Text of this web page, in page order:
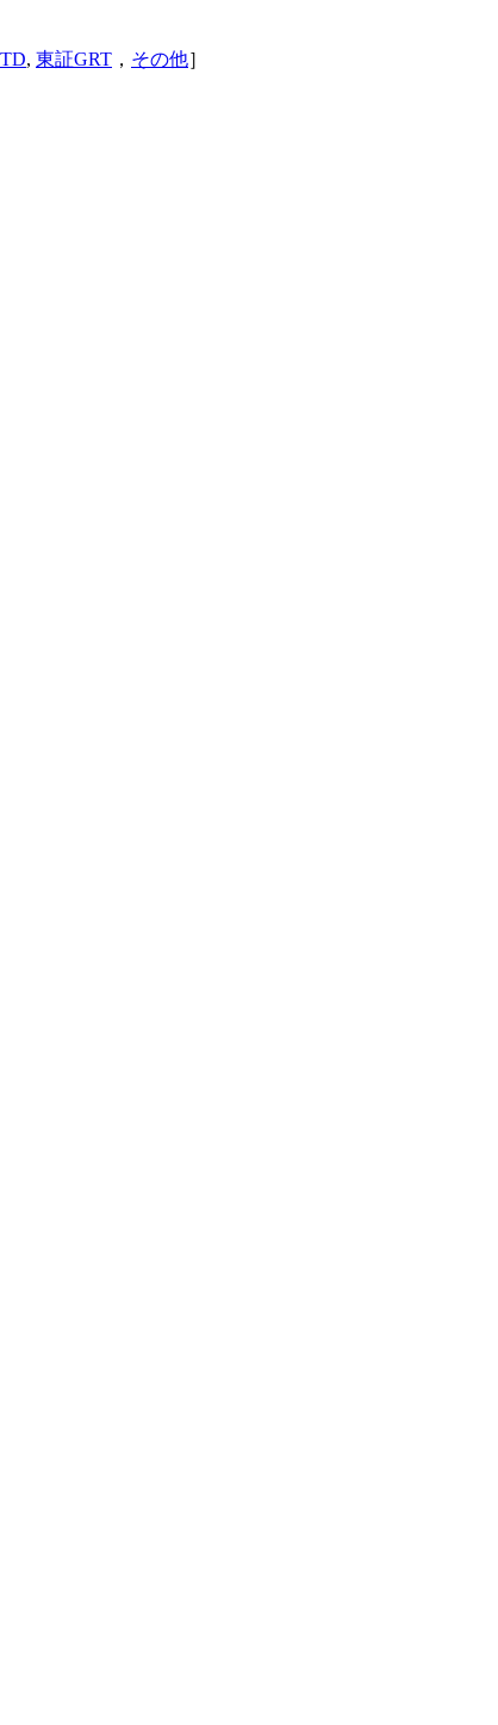
, 東証GRT ， その他］